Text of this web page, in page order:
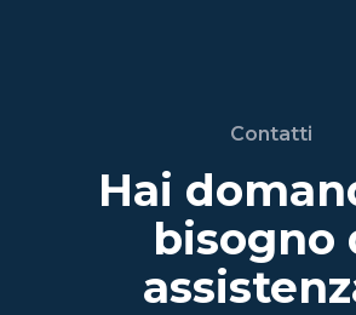
Contatti
Hai
bisogno